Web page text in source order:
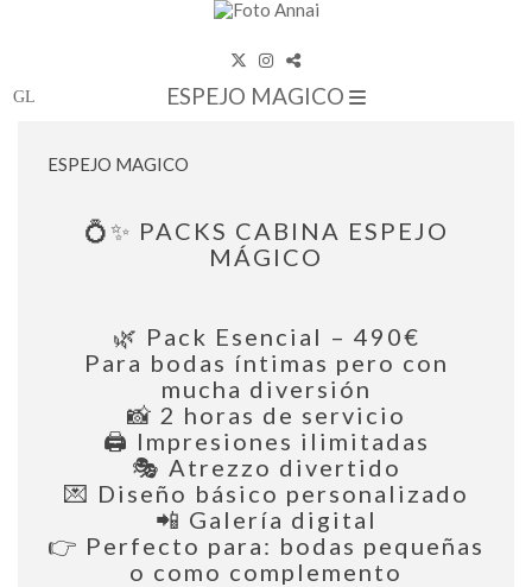
ESPEJO MAGICO
ESPEJO MAGICO
💍✨ PACKS CABINA ESPEJO
MÁGICO
🌿 Pack Esencial – 490€
Para bodas íntimas pero con
mucha diversión
📸 2 horas de servicio
🖨️ Impresiones ilimitadas
🎭 Atrezzo divertido
💌 Diseño básico personalizado
📲 Galería digital
👉 Perfecto para: bodas pequeñas
o como complemento